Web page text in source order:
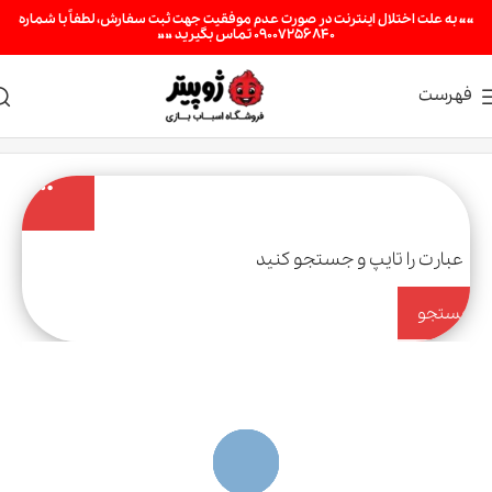
«« به علت اختلال اینترنت در صورت عدم موفقیت جهت ثبت سفارش، لطفاً با شماره
09007256840 تماس بگیرید »»
فهرست
جستجو